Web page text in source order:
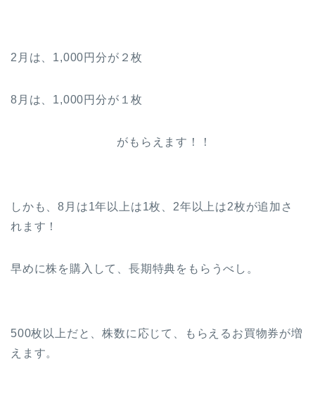
2月は、1,000円分が２枚
8月は、1,000円分が１枚
がもらえます！！
しかも、8月は1年以上は1枚、2年以上は2枚が追加さ
れます！
早めに株を購入して、長期特典をもらうべし。
500枚以上だと、株数に応じて、もらえるお買物券が増
えます。